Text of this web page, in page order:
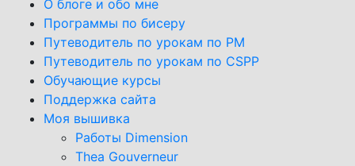
О блоге и обо мне
Программы по бисеру
Путеводитель по урокам по PM
Путеводитель по урокам по CSPP
Обучающиe курсы
Поддержка сайта
Моя вышивка
Работы Dimension
Thea Gouverneur